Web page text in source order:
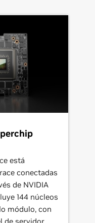
está
conectadas
de NVIDIA
144 núcleos
módulo, con